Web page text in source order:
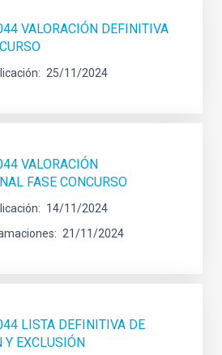
VALORACIÓN DEFINITIVA
25/11/2024
VALORACIÓN
FASE CONCURSO
14/11/2024
21/11/2024
LISTA DEFINITIVA DE
EXCLUSIÓN